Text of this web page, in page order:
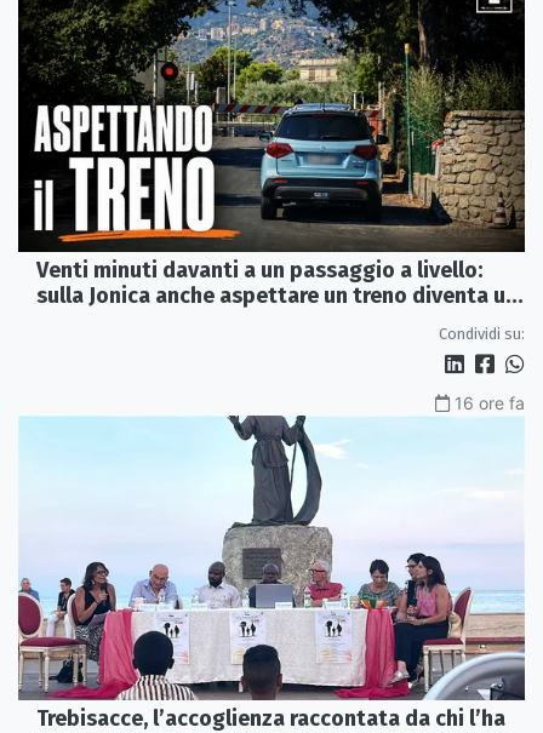
Venti minuti davanti a un passaggio a livello:
sulla Jonica anche aspettare un treno diventa un
Condividi su:
16 ore fa
Trebisacce, l’accoglienza raccontata da chi l’ha